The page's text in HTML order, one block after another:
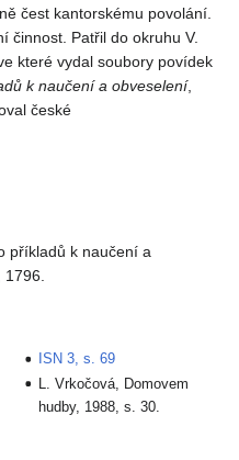
čest kantorskému povolání.
činnost. Patřil do okruhu V.
které vydal soubory povídek
k naučení a obveselení,
české
příkladů k naučení a
ISN 3, s. 69
L. Vrkočová, Domovem
hudby, 1988, s. 30.